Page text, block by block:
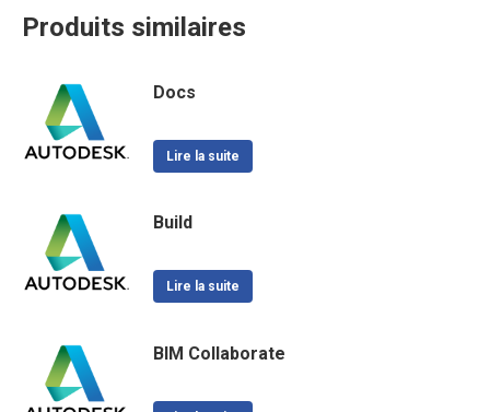
Produits similaires
Docs
Lire la suite
Build
Lire la suite
BIM Collaborate